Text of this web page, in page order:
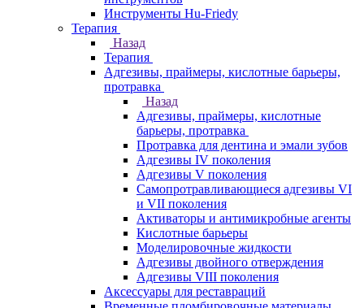
Инструменты Hu-Friedy
Терапия
Назад
Терапия
Адгезивы, праймеры, кислотные барьеры,
протравка
Назад
Адгезивы, праймеры, кислотные
барьеры, протравка
Протравка для дентина и эмали зубов
Адгезивы IV поколения
Адгезивы V поколения
Самопротравливающиеся адгезивы VI
и VII поколения
Активаторы и антимикробные агенты
Кислотные барьеры
Моделировочные жидкости
Адгезивы двойного отверждения
Адгезивы VIII поколения
Аксессуары для реставраций